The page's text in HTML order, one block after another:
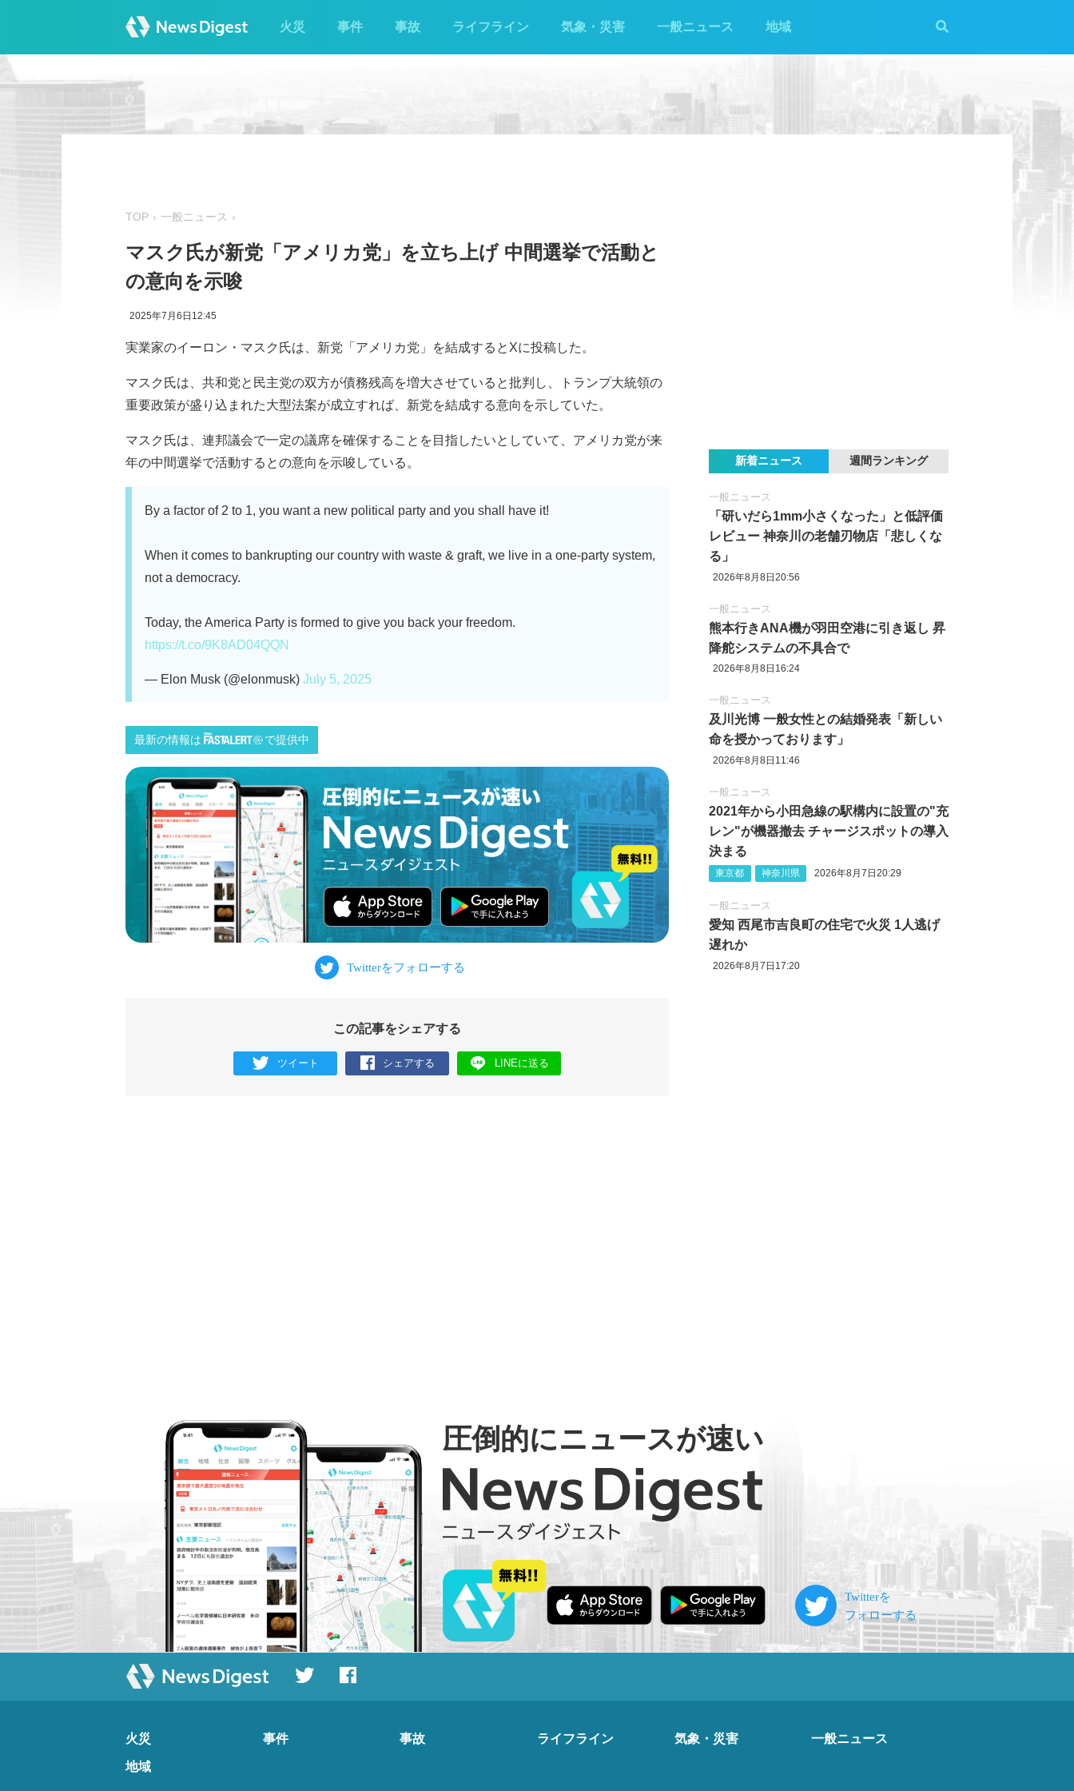
火災 事件 事故 ライフライン 気象・災害 一般ニュース 地域
TOP 一般ニュース
マスク氏が新党「アメリカ党」を立ち上げ 中間選挙で活動と
の意向を示唆
2025年7月6日12:45
実業家のイーロン・マスク氏は、新党「アメリカ党」を結成するとXに投稿した。
マスク氏は、共和党と民主党の双方が債務残高を増大させていると批判し、トランプ大統領の
重要政策が盛り込まれた大型法案が成立すれば、新党を結成する意向を示していた。
マスク氏は、連邦議会で一定の議席を確保することを目指したいとしていて、アメリカ党が来
年の中間選挙で活動するとの意向を示唆している。
By a factor of 2 to 1, you want a new political party and you shall have it!
When it comes to bankrupting our country with waste & graft, we live in a one-party system,
not a democracy.
Today, the America Party is formed to give you back your freedom.
https://t.co/9K8AD04QQN
— Elon Musk (@elonmusk) July 5, 2025
最新の情報は で提供中
この記事をシェアする
ツイート シェアする LINEに送る
新着ニュース 週間ランキング
一般ニュース
「研いだら1mm小さくなった」と低評価
レビュー 神奈川の老舗刃物店「悲しくな
る」
2026年8月8日20:56
一般ニュース
熊本行きANA機が羽田空港に引き返し 昇
降舵システムの不具合で
2026年8月8日16:24
一般ニュース
及川光博 一般女性との結婚発表「新しい
命を授かっております」
2026年8月8日11:46
一般ニュース
2021年から小田急線の駅構内に設置の"充
レン"が機器撤去 チャージスポットの導入
決まる
東京都 神奈川県 2026年8月7日20:29
一般ニュース
愛知 西尾市吉良町の住宅で火災 1人逃げ
遅れか
2026年8月7日17:20
圧倒的にニュースが速い
火災 事件 事故 ライフライン 気象・災害 一般ニュース
地域